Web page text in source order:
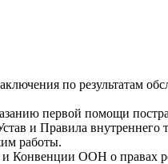
по результатам
первой помощи
и Правила внутреннего
работы.
Конвенции ООН о правах